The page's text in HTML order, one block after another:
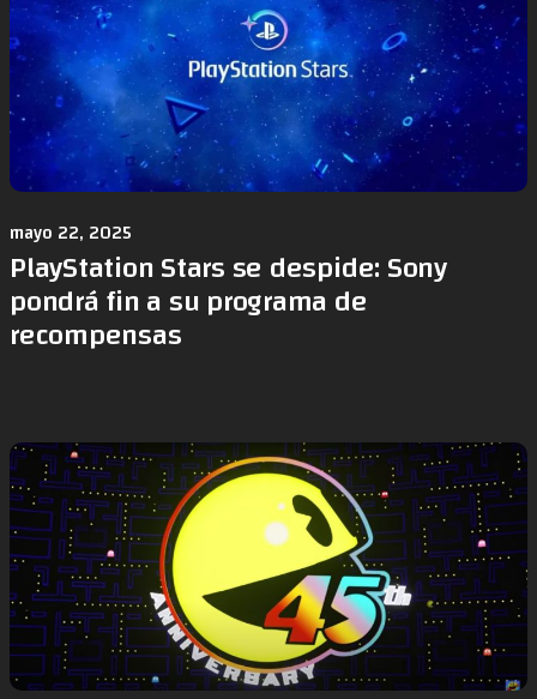
mayo 22, 2025
PlayStation Stars se despide: Sony
pondrá fin a su programa de
recompensas